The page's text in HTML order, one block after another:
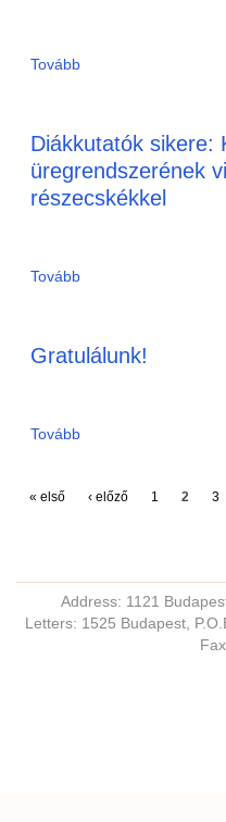
Tovább
Diákkutatók sikere:
üregrendszerének
részecskékkel
Tovább
Gratulálunk!
Tovább
« első ‹ előző 1 2 3
Address: 1121
Letters: 1525 Budapest,